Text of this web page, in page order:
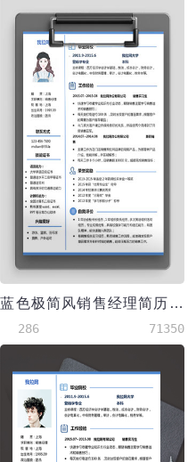
蓝色极简风销售经理简历模板
286 71350